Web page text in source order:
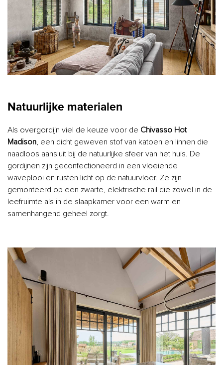
Natuurlijke materialen
Als overgordijn viel de keuze voor de Chivasso Hot
Madison, een dicht geweven stof van katoen en linnen die
naadloos aansluit bij de natuurlijke sfeer van het huis. De
gordijnen zijn geconfectioneerd in een vloeiende
waveplooi en rusten licht op de natuurvloer. Ze zijn
gemonteerd op een zwarte, elektrische rail die zowel in de
leefruimte als in de slaapkamer voor een warm en
samenhangend geheel zorgt.